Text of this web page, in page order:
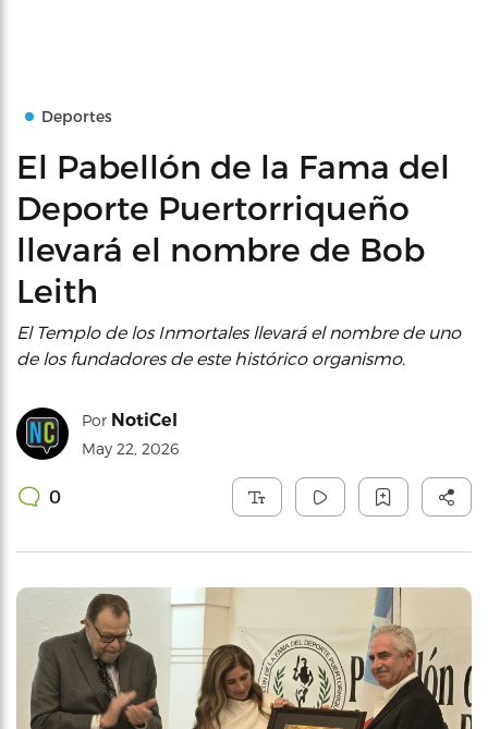
Deportes
El Pabellón de la Fama del
Deporte Puertorriqueño
llevará el nombre de Bob
Leith
El Templo de los Inmortales llevará el nombre de uno
de los fundadores de este histórico organismo.
Por NotiCel
May 22, 2026
0